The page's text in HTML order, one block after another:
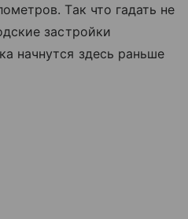
Так что гадать не
застройки
начнутся здесь раньше